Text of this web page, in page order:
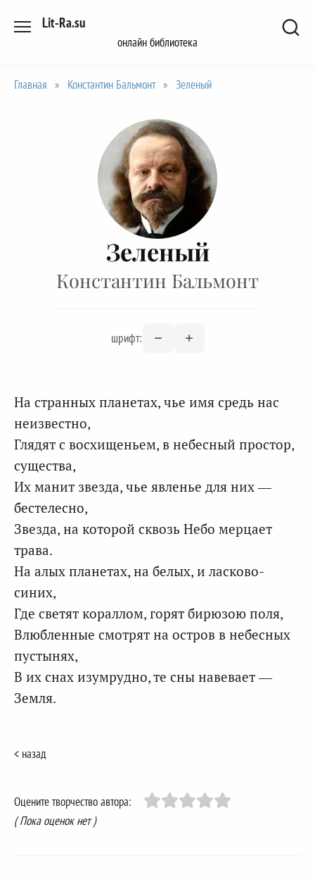
Lit-Ra.su
онлайн библиотека
Главная » Константин Бальмонт » Зеленый
Зеленый
Константин Бальмонт
шрифт:
На странных планетах, чье имя средь нас
неизвестно,
Глядят с восхищеньем, в небесный простор,
существа,
Их манит звезда, чье явленье для них —
бестелесно,
Звезда, на которой сквозь Небо мерцает
трава.
На алых планетах, на белых, и ласково-
синих,
Где светят кораллом, горят бирюзою поля,
Влюбленные смотрят на остров в небесных
пустынях,
В их снах изумрудно, те сны навевает —
Земля.
< назад
Оцените творчество автора:
( Пока оценок нет )